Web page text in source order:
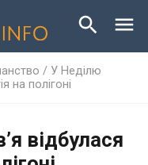
/ У Неділю
на полігоні
відбулася